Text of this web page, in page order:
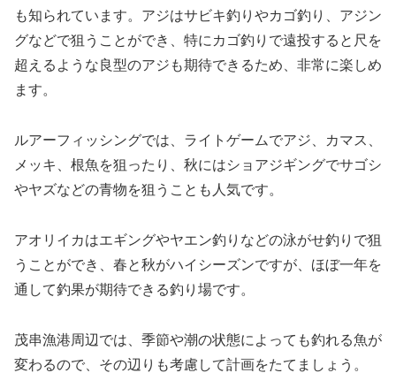
も知られています。アジはサビキ釣りやカゴ釣り、アジン
グなどで狙うことができ、特にカゴ釣りで遠投すると尺を
超えるような良型のアジも期待できるため、非常に楽しめ
ます。
ルアーフィッシングでは、ライトゲームでアジ、カマス、
メッキ、根魚を狙ったり、秋にはショアジギングでサゴシ
やヤズなどの青物を狙うことも人気です。
アオリイカはエギングやヤエン釣りなどの泳がせ釣りで狙
うことができ、春と秋がハイシーズンですが、ほぼ一年を
通して釣果が期待できる釣り場です。
茂串漁港周辺では、季節や潮の状態によっても釣れる魚が
変わるので、その辺りも考慮して計画をたてましょう。